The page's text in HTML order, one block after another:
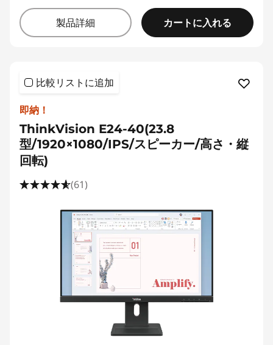
製品詳細 カートに入れる
比較リストに追加
即納！
ThinkVision E24-40(23.8
型/1920×1080/IPS/スピーカー/高さ・縦
回転)
(61)